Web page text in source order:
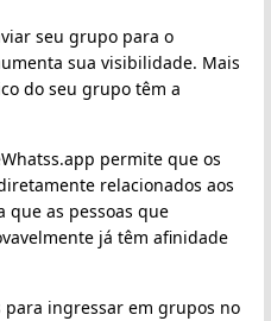
seu grupo para o
sua visibilidade. Mais
do seu grupo têm a
permite que os
relacionados aos
que as pessoas que
já têm afinidade
para ingressar em grupos no